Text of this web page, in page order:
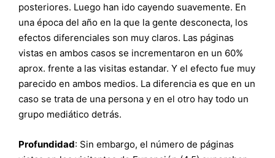
posteriores. Luego han ido cayendo suavemente. En
una época del año en la que la gente desconecta, los
efectos diferenciales son muy claros. Las páginas
vistas en ambos casos se incrementaron en un 60%
aprox. frente a las visitas estandar. Y el efecto fue muy
parecido en ambos medios. La diferencia es que en un
caso se trata de una persona y en el otro hay todo un
grupo mediático detrás.
Profundidad: Sin embargo, el número de páginas